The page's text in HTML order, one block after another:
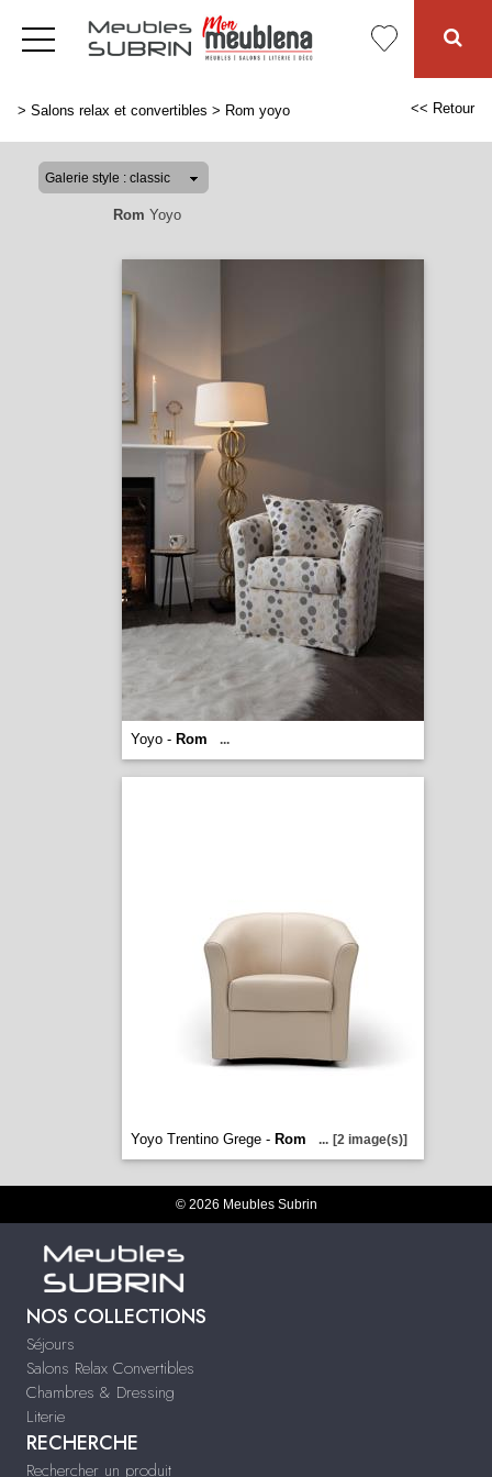
> Salons relax et convertibles > Rom yoyo << Retour
Rom Yoyo
Yoyo - Rom ...
Yoyo Trentino Grege - Rom ... [2 image(s)]
© 2026 Meubles Subrin
NOS COLLECTIONS
Séjours
Salons Relax Convertibles
Chambres & Dressing
Literie
RECHERCHE
Rechercher un produit